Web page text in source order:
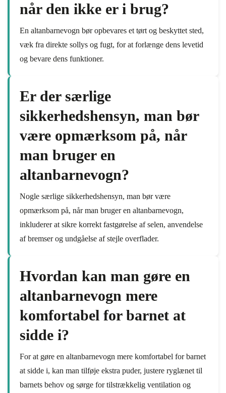
når den ikke er i brug?
En altanbarnevogn bør opbevares et tørt og beskyttet sted,
væk fra direkte sollys og fugt, for at forlænge dens levetid
og bevare dens funktioner.
Er der særlige
sikkerhedshensyn, man bør
være opmærksom på, når
man bruger en
altanbarnevogn?
Nogle særlige sikkerhedshensyn, man bør være
opmærksom på, når man bruger en altanbarnevogn,
inkluderer at sikre korrekt fastgørelse af selen, anvendelse
af bremser og undgåelse af stejle overflader.
Hvordan kan man gøre en
altanbarnevogn mere
komfortabel for barnet at
sidde i?
For at gøre en altanbarnevogn mere komfortabel for barnet
at sidde i, kan man tilføje ekstra puder, justere ryglænet til
barnets behov og sørge for tilstrækkelig ventilation og